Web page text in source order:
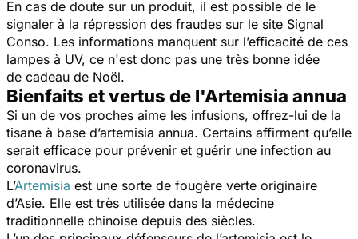
En cas de doute sur un produit, il est possible de le
signaler à la répression des fraudes sur le site Signal
Conso. Les informations manquent sur l’efficacité de ces
lampes à UV, ce n'est donc pas une très bonne idée
de cadeau de Noël.
Bienfaits et vertus de l'Artemisia annua
Si un de vos proches aime les infusions, offrez-lui de la
tisane à base d’artemisia annua. Certains affirment qu’elle
serait efficace pour prévenir et guérir une infection au
coronavirus.
L’Artemisia est une sorte de fougère verte originaire
d’Asie. Elle est très utilisée dans la médecine
traditionnelle chinoise depuis des siècles.